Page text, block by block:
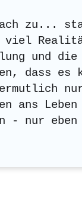
zu...
und die
dass
ans
- nur